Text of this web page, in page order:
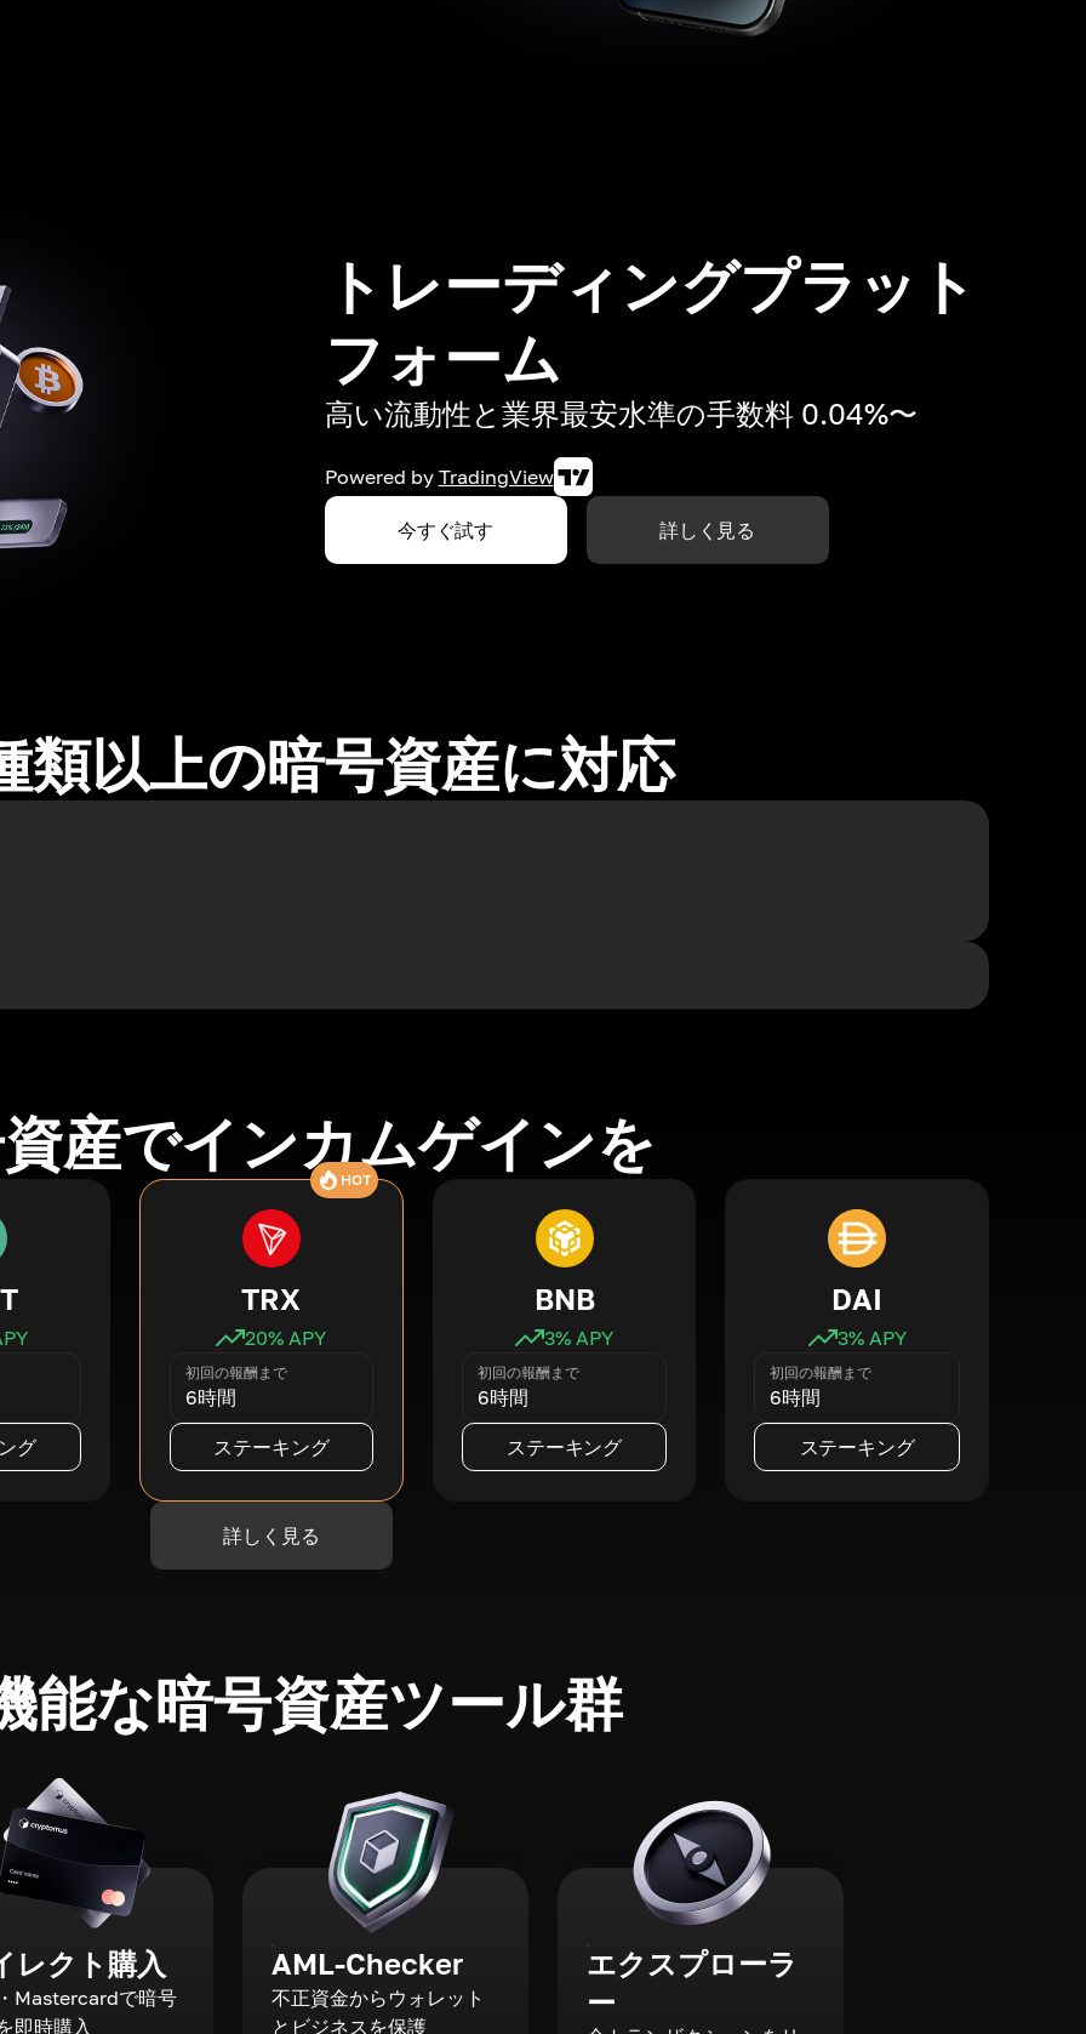
トレーディングプラット
フォーム
高い流動性と業界最安水準の手数料 0.04%〜
Powered by TradingView
今すぐ試す 詳しく見る
類以上の暗号資産に対応
産でインカムゲインを
グ
HOT
TRX
20% APY
初回の報酬まで
6時間
ステーキング
BNB
3% APY
初回の報酬まで
6時間
ステーキング
DAI
3% APY
初回の報酬まで
6時間
ステーキング
詳しく見る
能な暗号資産ツール群
レクト購入
Mastercardで暗号
即時購入
AML-Checker
不正資金からウォレット
とビジネスを保護
エクスプローラ
ー